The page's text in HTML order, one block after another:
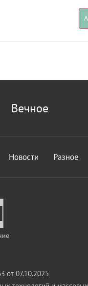
Вечное
Новости Разное
от 07.10.2025